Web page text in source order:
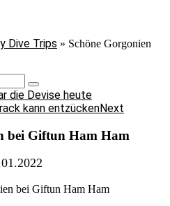
Dive Trips » Schöne Gorgonien
die Devise heute
kann entzückenNext
bei Giftun Ham Ham